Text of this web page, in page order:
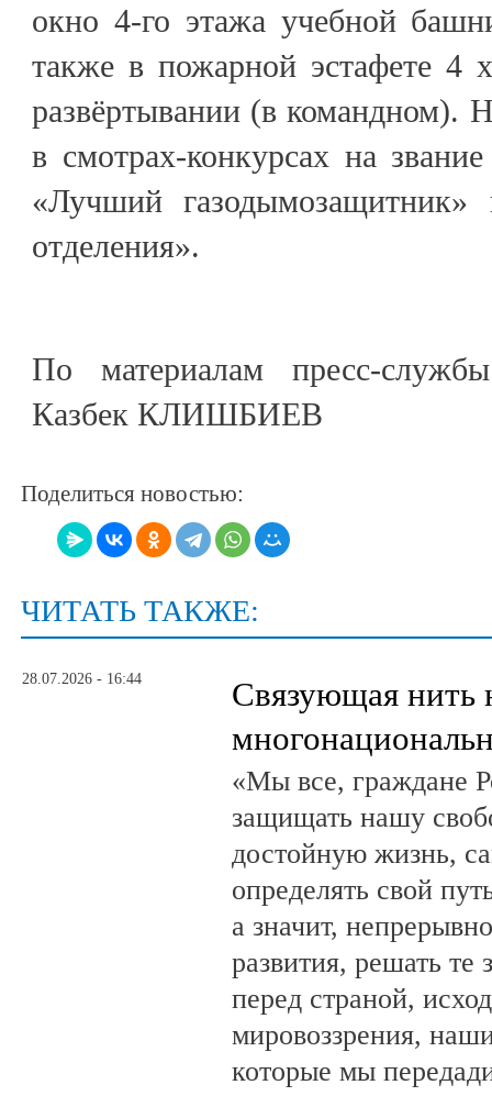
окно 4-го этажа учебной
также в пожарной эстафете 4
развёртывании (в командном).
в смотрах-конкурсах на
«Лучший
отделения».
По материалам пресс-
Казбек КЛИШБИЕВ
Поделиться новостью:
ЧИТАТЬ ТАКЖЕ:
28.07.2026 - 16:44
Связующая нить
«Мы все, граждане
защищать нашу
достойную жизнь,
определять свой
а значит,
развития, решать те
перед страной,
мировоззрения,
которые мы